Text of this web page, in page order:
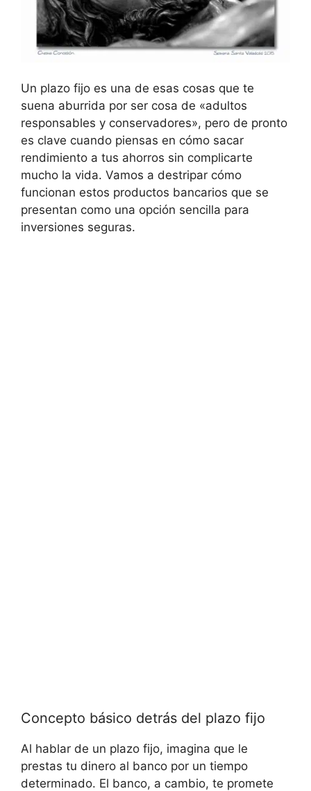
Un plazo fijo es una de esas cosas que te
suena aburrida por ser cosa de «adultos
responsables y conservadores», pero de pronto
es clave cuando piensas en cómo sacar
rendimiento a tus ahorros sin complicarte
mucho la vida. Vamos a destripar cómo
funcionan estos productos bancarios que se
presentan como una opción sencilla para
inversiones seguras.
Concepto básico detrás del plazo fijo
Al hablar de un plazo fijo, imagina que le
prestas tu dinero al banco por un tiempo
determinado. El banco, a cambio, te promete